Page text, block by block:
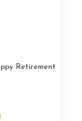
Retirement